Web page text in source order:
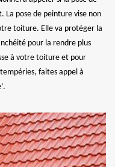
pose de peinture vise non
toiture. Elle va protéger la
pour la rendre plus
à votre toiture et pour
faites appel à